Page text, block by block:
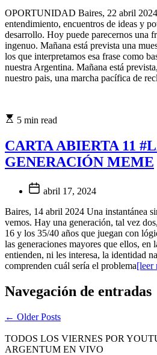
OPORTUNIDAD Baires, 22 abril
entendimiento, encuentros de ideas y
desarrollo. Hoy puede parecernos una
ingenuo. Mañana está prevista una
los que interpretamos esa frase como
nuestra Argentina. Mañana está
nuestro pais, una marcha pacífica de
5 min read
CARTA ABIERTA 11
GENERACIÓN MEME
abril 17, 2024
Baires, 14 abril 2024 Una instantánea
vemos. Hay una generación, tal vez
16 y los 35/40 años que juegan con
las generaciones mayores que ellos, en
entienden, ni les interesa, la identidad
comprenden cuál sería el problema[leer
Navegación de entradas
← Older Posts
TODOS LOS VIERNES POR
ARGENTUM EN VIVO